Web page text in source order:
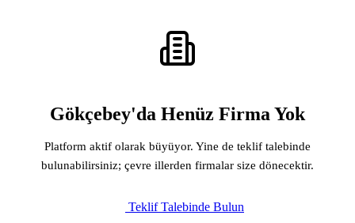
Gökçebey'da Henüz Firma Yok
Platform aktif olarak büyüyor. Yine de teklif talebinde
bulunabilirsiniz; çevre illerden firmalar size dönecektir.
Teklif Talebinde Bulun